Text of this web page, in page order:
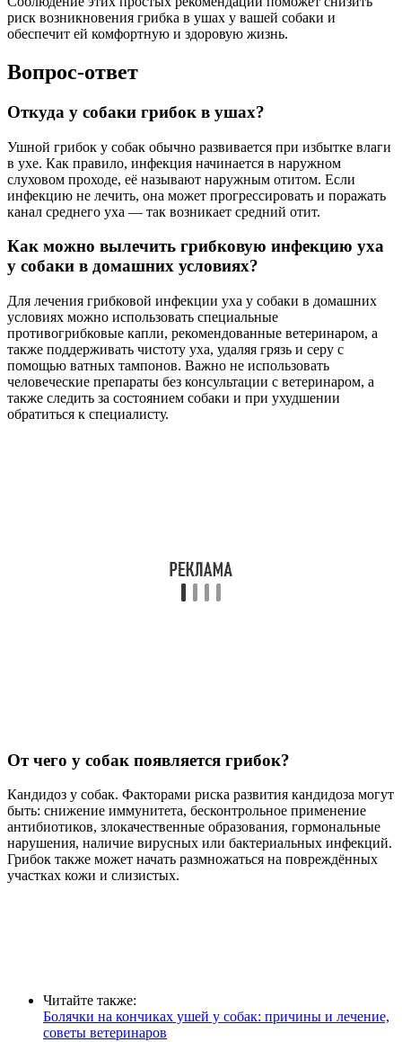
риск возникновения грибка в ушах у вашей собаки и
обеспечит ей комфортную и здоровую жизнь.
Вопрос-ответ
Откуда у собаки грибок в ушах?
Ушной грибок у собак обычно развивается при избытке влаги
в ухе. Как правило, инфекция начинается в наружном
слуховом проходе, её называют наружным отитом. Если
инфекцию не лечить, она может прогрессировать и поражать
канал среднего уха — так возникает средний отит.
Как можно вылечить грибковую инфекцию уха
у собаки в домашних условиях?
Для лечения грибковой инфекции уха у собаки в домашних
условиях можно использовать специальные
противогрибковые капли, рекомендованные ветеринаром, а
также поддерживать чистоту уха, удаляя грязь и серу с
помощью ватных тампонов. Важно не использовать
человеческие препараты без консультации с ветеринаром, а
также следить за состоянием собаки и при ухудшении
обратиться к специалисту.
От чего у собак появляется грибок?
Кандидоз у собак. Факторами риска развития кандидоза могут
быть: снижение иммунитета, бесконтрольное применение
антибиотиков, злокачественные образования, гормональные
нарушения, наличие вирусных или бактериальных инфекций.
Грибок также может начать размножаться на повреждённых
участках кожи и слизистых.
Читайте также:
Болячки на кончиках ушей у собак: причины и лечение,
советы ветеринаров